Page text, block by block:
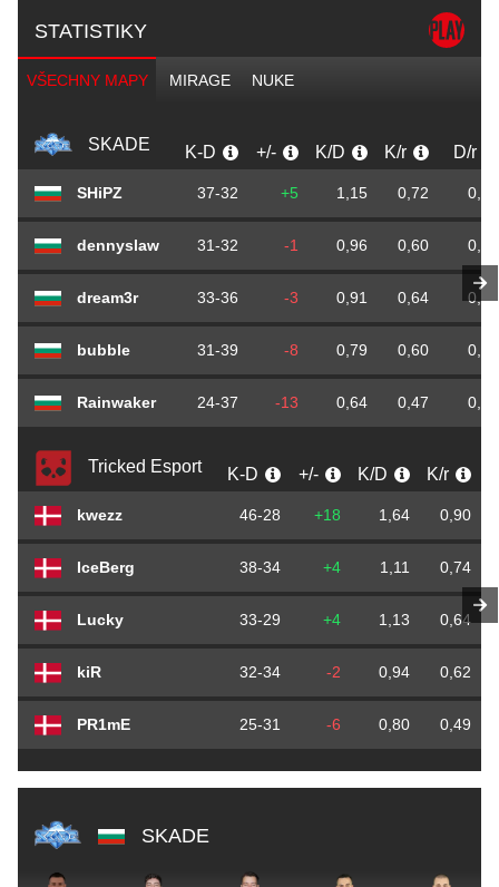
STATISTIKY
VŠECHNY MAPY MIRAGE NUKE
SKADE K-D +/- K/D K/r D/r
SHiPZ 37-32 +5 1,15 0,72 0,62
dennyslaw 31-32 -1 0,96 0,60 0,62
dream3r 33-36 -3 0,91 0,64 0,70
bubble 31-39 -8 0,79 0,60 0,76
Rainwaker 24-37 -13 0,64 0,47 0,72
Tricked Esport K-D +/- K/D K/r
kwezz 46-28 +18 1,64 0,90
IceBerg 38-34 +4 1,11 0,74
Lucky 33-29 +4 1,13 0,64
kiR 32-34 -2 0,94 0,62
PR1mE 25-31 -6 0,80 0,49
SKADE